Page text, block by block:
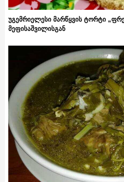
უგემრიელესი მარწყვის ტორტი
მეფისაშვილისგან